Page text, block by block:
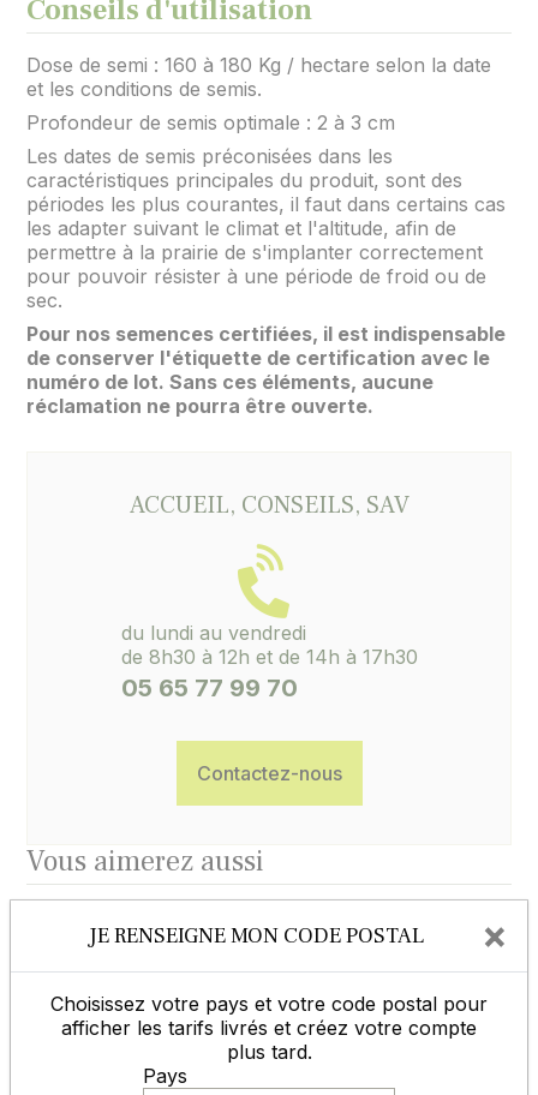
Conseils d'utilisation
Dose de semi : 160 à 180 Kg / hectare selon la date
et les conditions de semis.
Profondeur de semis optimale : 2 à 3 cm
Les dates de semis préconisées dans les
caractéristiques principales du produit, sont des
périodes les plus courantes, il faut dans certains cas
les adapter suivant le climat et l'altitude, afin de
permettre à la prairie de s'implanter correctement
pour pouvoir résister à une période de froid ou de
sec.
Pour nos semences certifiées, il est indispensable
de conserver l'étiquette de certification avec le
numéro de lot. Sans ces éléments, aucune
réclamation ne pourra être ouverte.
ACCUEIL, CONSEILS, SAV
du lundi au vendredi
de 8h30 à 12h et de 14h à 17h30
05 65 77 99 70
Contactez-nous
Vous aimerez aussi
JE RENSEIGNE MON CODE POSTAL ×
Choisissez votre pays et votre code postal pour
afficher les tarifs livrés et créez votre compte
plus tard.
Pays